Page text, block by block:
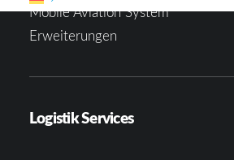
Mobile Aviation System
Erweiterungen
Logistik Services